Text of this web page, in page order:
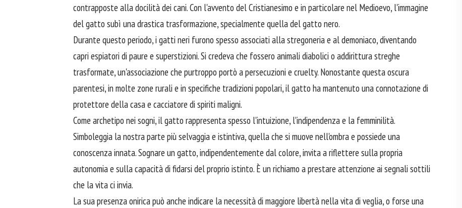
contrapposte alla docilità dei cani. Con l'avvento del Cristianesimo e in particolare nel Medioevo, l'immagine
del gatto subì una drastica trasformazione, specialmente quella del gatto nero.
Durante questo periodo, i gatti neri furono spesso associati alla stregoneria e al demoniaco, diventando
capri espiatori di paure e superstizioni. Si credeva che fossero animali diabolici o addirittura streghe
trasformate, un'associazione che purtroppo portò a persecuzioni e cruelty. Nonostante questa oscura
parentesi, in molte zone rurali e in specifiche tradizioni popolari, il gatto ha mantenuto una connotazione di
protettore della casa e cacciatore di spiriti maligni.
Come archetipo nei sogni, il gatto rappresenta spesso l'intuizione, l'indipendenza e la femminilità.
Simboleggia la nostra parte più selvaggia e istintiva, quella che si muove nell'ombra e possiede una
conoscenza innata. Sognare un gatto, indipendentemente dal colore, invita a riflettere sulla propria
autonomia e sulla capacità di fidarsi del proprio istinto. È un richiamo a prestare attenzione ai segnali sottili
che la vita ci invia.
La sua presenza onirica può anche indicare la necessità di maggiore libertà nella vita di veglia, o forse una